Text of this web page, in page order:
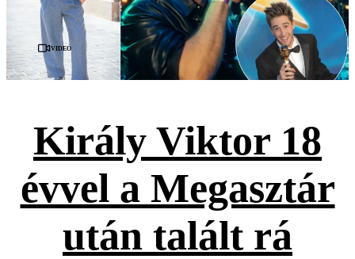
Videó
Király Viktor 18
évvel a Megasztár
után talált rá